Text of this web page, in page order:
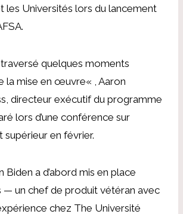
les Universités lors du lancement
quelques moments
la mise en œuvre« , Aaron
directeur exécutif du programme
lors d’une conférence sur
supérieur en février.
Biden a d’abord mis en place
— un chef de produit vétéran avec
chez The Université